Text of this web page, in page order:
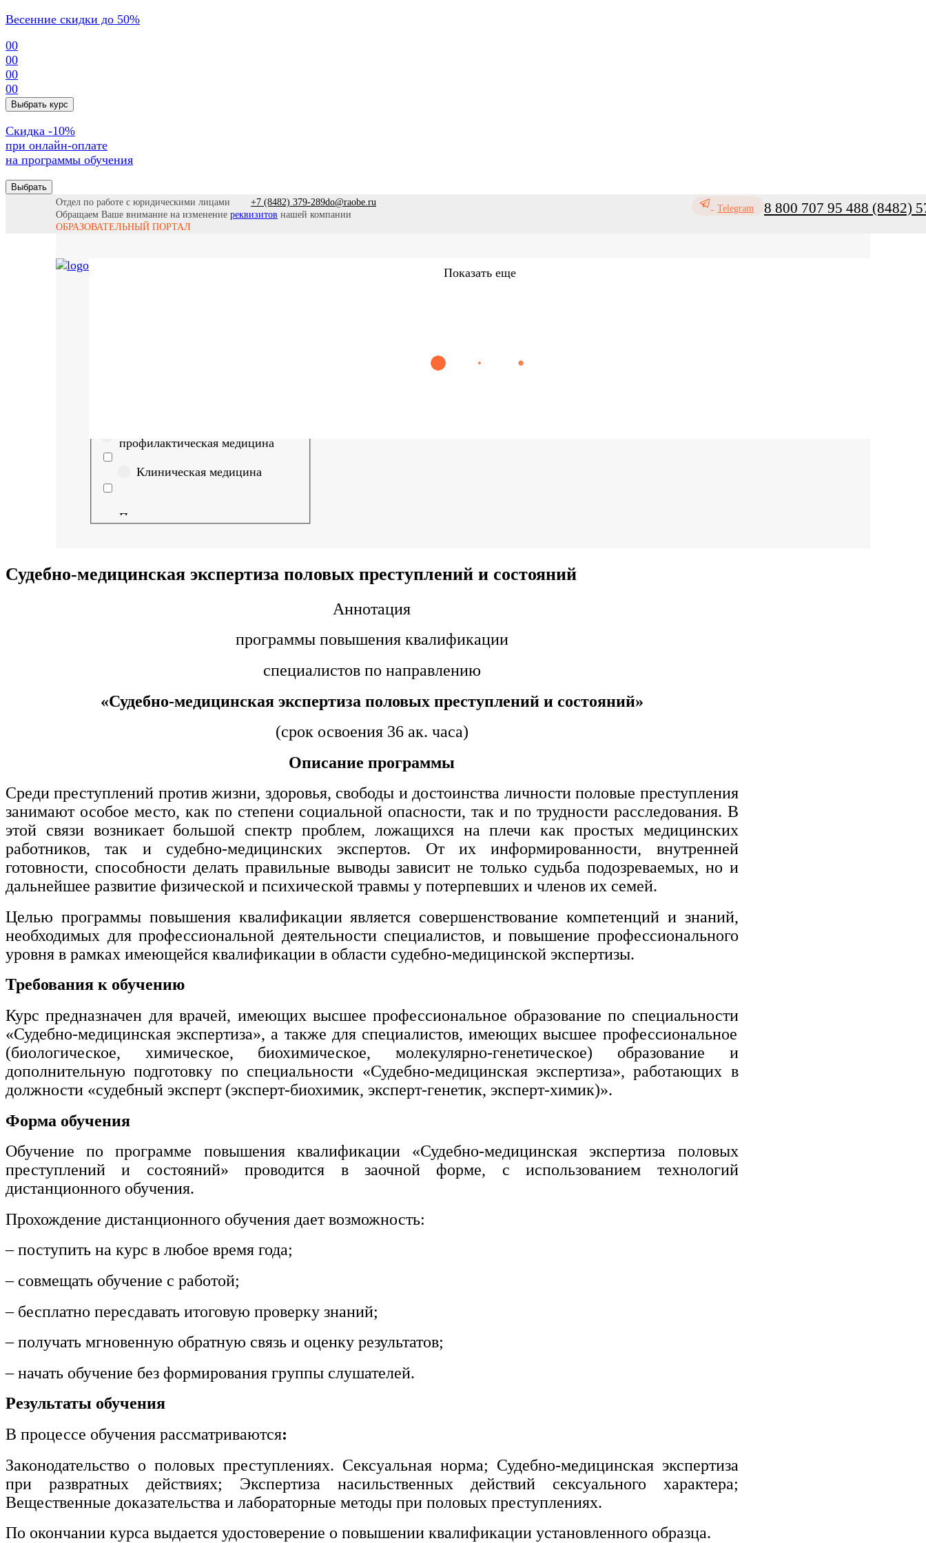
Весенние скидки до 50%
00
00
00
00
Выбрать курс
Cкидка -10%
при онлайн-оплате
на программы обучения
Выбрать
Отдел по работе с юридическими лицами
+7 (8482) 379-289do@raobe.ru
Обращаем Ваше внимание на изменениереквизитов нашей компании
ОБРАЗОВАТЕЛЬНЫЙ ПОРТАЛ
Telegram 8 800 707 95 488 (8482)
Показать еще
Эпидемиология Медицинская помощь
профилактическая медицина
Клиническая медицина
Правовые дисциплины в
Образование и педагогические
Социология и социальная работа
Профессиональное обучение
рабочих и служащих
История и археология
Психологические науки
Техносферная безопасность и ОТ
Техносферная безопасность и
Экологическая безопасность в
промышленности
Управление охраной труда.
Техносферная безопасность
Безопасность труда
Экономика и управление
Управление производством
организации
хозяйственной деятельностью
Техника-технологии
Прикладная геология, горное
геодезия
транспорта
Техника и технологии
Судебно-медицинская экспертиза половых преступлений и состояний
Аннотация
программы повышения квалификации
специалистов по направлению
«Судебно-медицинская экспертиза половых преступлений и состояний»
(срок освоения 36 ак. часа)
Описание программы
Среди преступлений против жизни, здоровья, свободы и достоинства личности половые преступления
занимают особое место, как по степени социальной опасности, так и по трудности расследования. В
этой связи возникает большой спектр проблем, ложащихся на плечи как простых медицинских
работников, так и судебно-медицинских экспертов. От их информированности, внутренней
готовности, способности делать правильные выводы зависит не только судьба подозреваемых, но и
дальнейшее развитие физической и психической травмы у потерпевших и членов их семей.
Целью программы повышения квалификации является совершенствование компетенций и знаний,
необходимых для профессиональной деятельности специалистов, и повышение профессионального
уровня в рамках имеющейся квалификации в области судебно-медицинской экспертизы.
Требования к обучению
Курс предназначен для врачей, имеющих высшее профессиональное образование по специальности
«Судебно-медицинская экспертиза», а также для специалистов, имеющих высшее профессиональное
(биологическое, химическое, биохимическое, молекулярно-генетическое) образование и
дополнительную подготовку по специальности «Судебно-медицинская экспертиза», работающих в
должности «судебный эксперт (эксперт-биохимик, эксперт-генетик, эксперт-химик)».
Форма обучения
Обучение по программе повышения квалификации «Судебно-медицинская экспертиза половых
преступлений и состояний» проводится в заочной форме, с использованием технологий
дистанционного обучения.
Прохождение дистанционного обучения дает возможность:
– поступить на курс в любое время года;
– совмещать обучение с работой;
– бесплатно пересдавать итоговую проверку знаний;
– получать мгновенную обратную связь и оценку результатов;
– начать обучение без формирования группы слушателей.
Результаты обучения
В процессе обучения рассматриваются:
Законодательство о половых преступлениях. Сексуальная норма; Судебно-медицинская экспертиза
при развратных действиях; Экспертиза насильственных действий сексуального характера;
Вещественные доказательства и лабораторные методы при половых преступлениях.
По окончании курса выдается удостоверение о повышении квалификации установленного образца.